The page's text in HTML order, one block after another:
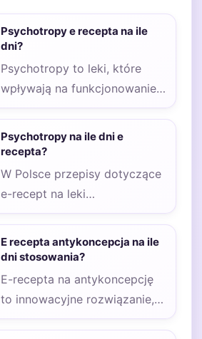
Psychotropy e recepta na ile
dni?
Psychotropy to leki, które
wpływają na funkcjonowanie
układu nerwowego i są
różnych…
Psychotropy na ile dni e
recepta?
W Polsce przepisy dotyczące
e-recept na leki
psychotropowe są ściśle
recepta to…
E recepta antykoncepcja na ile
dni stosowania?
E-recepta na antykoncepcję
to innowacyjne rozwiązanie,
które umożliwia pacjentkom